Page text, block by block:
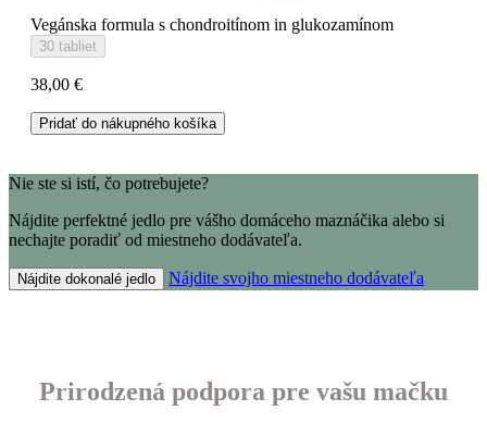
Vegánska formula s chondroitínom in glukozamínom
30 tabliet
38,00 €
Pridať do nákupného košíka
Nie ste si istí, čo potrebujete?
Nájdite perfektné jedlo pre vášho domáceho maznáčika alebo si
nechajte poradiť od miestneho dodávateľa.
Nájdite dokonalé jedlo Nájdite svojho miestneho dodávateľa
Prirodzená podpora pre vašu mačku